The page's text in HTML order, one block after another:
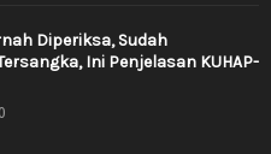
Diperiksa, Sudah
Ini Penjelasan KUHAP-
0